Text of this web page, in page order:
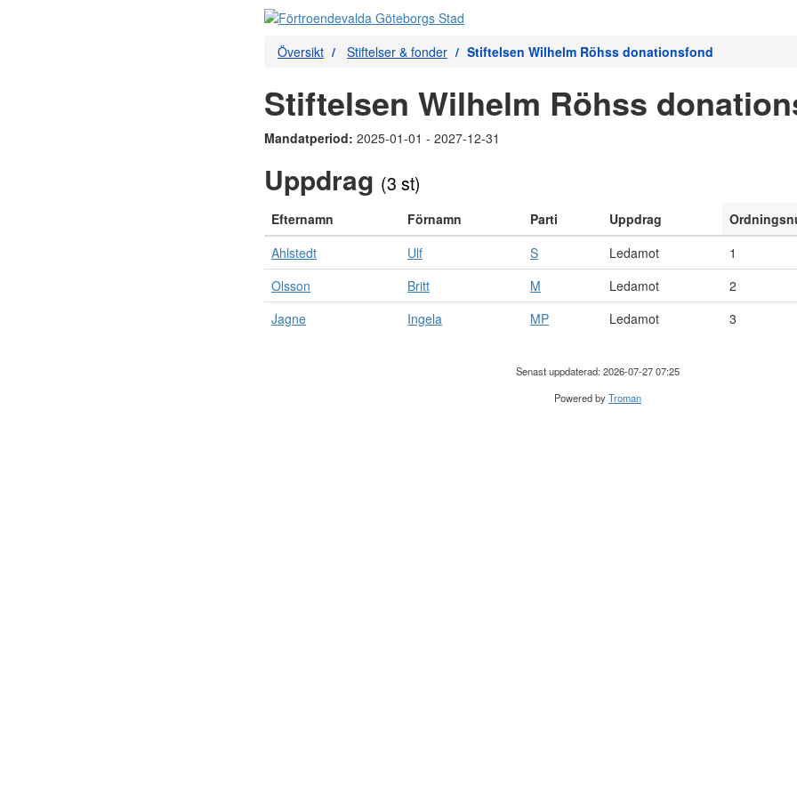
Översikt Stiftelser & fonder Stiftelsen Wilhelm Röhss donationsfond
Stiftelsen Wilhelm Röhss
Mandatperiod: 2025-01-01 - 2027-12-31
Uppdrag (3 st)
Efternamn Förnamn Parti Uppdrag
Ahlstedt
Ulf S Ledamot
1
Olsson
Britt M Ledamot
2
Jagne
Ingela MP Ledamot 3
Senast uppdaterad: 2026-07-27 07:25
Powered byTroman